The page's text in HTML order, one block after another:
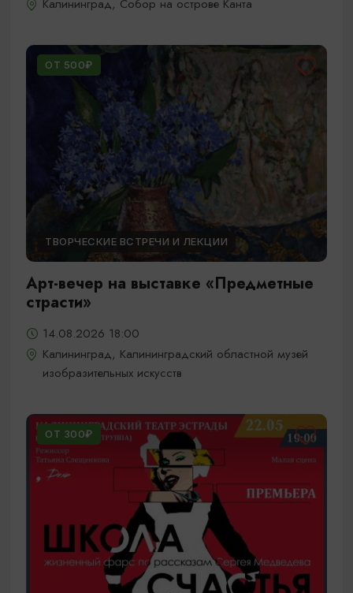
Калининград, Собор на острове Канта
ОТ 500₽
ТВОРЧЕСКИЕ ВСТРЕЧИ И ЛЕКЦИИ
Арт-вечер на выставке «Предметные
страсти»
14.08.2026 18:00
Калининград, Калининградский областной музей
изобразительных искусств
ОТ 300₽